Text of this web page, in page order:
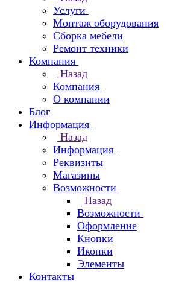
Услуги
Монтаж оборудования
Сборка мебели
Ремонт техники
Компания
Назад
Компания
О компании
Блог
Информация
Назад
Информация
Реквизиты
Магазины
Возможности
Назад
Возможности
Оформление
Кнопки
Иконки
Элементы
Контакты